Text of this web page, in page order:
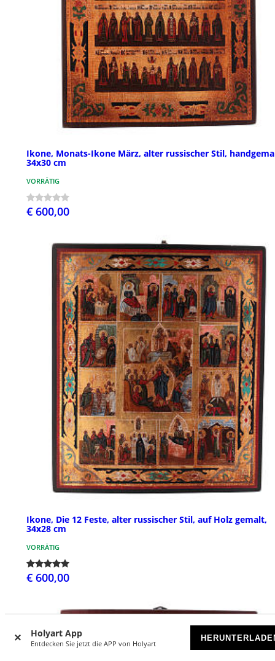
Holyart App
Entdecken Sie jetzt die APP von Holyart
Ikone, Monats-Ikone März, alter russischer Stil,
34x30 cm
VORRÄTIG
€ 600,00
Ikone, Die 12 Feste, alter russischer Stil, auf Holz gemalt,
34x28 cm
VORRÄTIG
€ 600,00